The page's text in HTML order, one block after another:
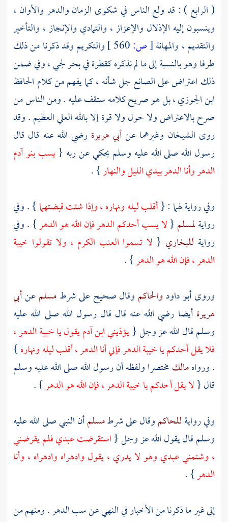
( الرابع ) : قد ولع الناس في شكوى الزمان والدهر والأوان ،
وينسبون إليه الإذلال والإعزاز ، والتمادي والإنجاز ، والتأخير
والتقديم ، والمهانة[ص:
والتكريم وقد ذكرنا من ذلك
طرفا وهو بالنسبة إلى ما لم نذكره كقطرة في بحر لجي ، وفي ضمن
ذلك اعتراض على الصانع جل شأنه ، كما يفهم من كلام الحافظ
ابن الجوزي، بل هو صريح كلامه ستقف عليه . ومن الناس من
صرح بالاعتراض ولا حول ولا قوة إلا بالله العلي العظيم . وقد
روى الشيخان وغيرهما عنأبي هريرةرضي الله عنه قال قال
رسول الله صلى الله عليه وسلم يحكي عن ربه {يسب بنوآدم
الدهر وأنا الدهر بيدي الليل والنهار} .
وفي رواية لهما : {أقلب ليله ونهاره ، وإذا شئت قبضتهما } . وفي
روايةلمسلم {لا يسب أحدكم الدهر فإن الله هو الدهر} . وفي
رواية للبخاري { لا تسموا العنب الكرم ، ولا تقولوا خيبة
الدهر ، فإن الله هو الدهر} .
وروىأبو داودوالحاكم وقال صحيح على شرطمسلمعنأبي
هريرةأيضا رضي الله عنه قال قال رسول الله صلى الله عليه
وسلم قال الله عز وجل {يؤذيني ابنآدميقول يا خيبة الدهر ،
فلا يقل أحدكم يا خيبة الدهر فإني أنا الدهر ، أقلب ليله ونهاره}
. ورواهمالكمختصرا ولفظه أن رسول الله صلى الله عليه وسلم
قال {لا يقل أحدكم يا خيبة الدهر ، فإن الله هو الدهر} .
وفي روايةللحاكموقال على شرطمسلمأن النبي صلى الله عليه
وسلم قال يقول الله عز وجل {استقرضت عبدي فلم يقرضني
، وشتمني عبدي وهو لا يدري ، يقول وادهراه وادهراه ، وأنا
الدهر} .
إلى غير ما ذكرنا من الأخبار في النهي عن سب الدهر . ومنهم من